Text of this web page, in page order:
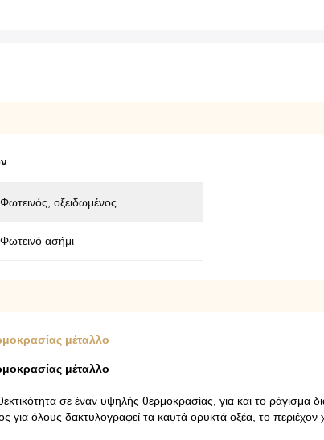
Φωτεινός, οξειδωμένος
Φωτεινό ασήμι
μέταλλο
μέταλλο
σε έναν υψηλής θερμοκρασίας, για και το ράγισμα
όλους δακτυλογραφεί τα καυτά ορυκτά οξέα, το περιέχον